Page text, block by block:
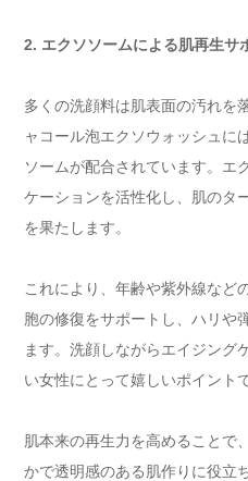
2. エクソソームによる肌再生サ
多くの洗顔料は肌表面の汚れを
ャコール泡エクソウォッシュに
ソームが配合されています。エ
ケーションを活性化し、肌のタ
を果たします。
これにより、年齢や紫外線など
胞の修復をサポートし、ハリや
ます。洗顔しながらエイジング
い女性にとって嬉しいポイントで
肌本来の再生力を高めることで
かで透明感のある肌作りに役立